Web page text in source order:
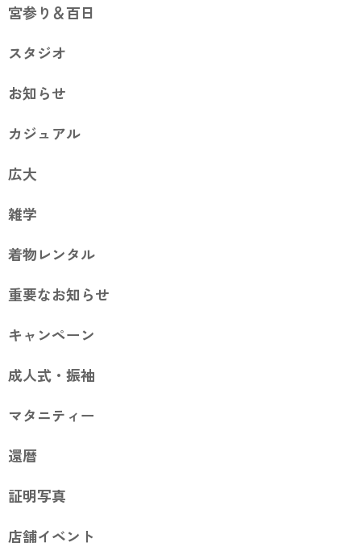
宮参り＆百日
スタジオ
お知らせ
カジュアル
広大
雑学
着物レンタル
重要なお知らせ
キャンペーン
成人式・振袖
マタニティー
還暦
証明写真
店舗イベント